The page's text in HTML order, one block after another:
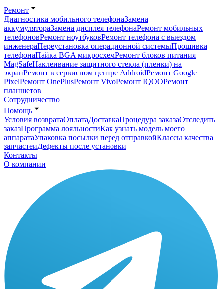
Ремонт
Диагностика мобильного телефонаЗамена
аккумулятораЗамена дисплея телефонаРемонт мобильных
телефоновРемонт ноутбуковРемонт телефона с выездом
инженераПереустановка операционной системыПрошивка
телефонаПайка BGA микросхемРемонт блоков питания
MagSafeНаклеивание защитного стекла (пленки) на
экранРемонт в сервисном центре AddroidРемонт Google
PixelРемонт OnePlusРемонт VivoРемонт IQOOРемонт
планшетов
Сотрудничество
Помощь
Условия возвратаОплатаДоставкаПроцедура заказаОтследить
заказПрограмма лояльностиКак узнать модель моего
аппаратаУпаковка посылки перед отправкойКлассы качества
запчастейДефекты после установки
Контакты
О компании